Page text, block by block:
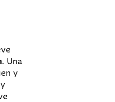
. Una
y